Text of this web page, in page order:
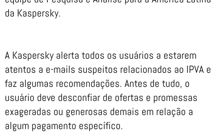
da Kaspersky.
A Kaspersky alerta todos os usuários a estarem
atentos a e-mails suspeitos relacionados ao IPVA e
faz algumas recomendações. Antes de tudo, o
usuário deve desconfiar de ofertas e promessas
exageradas ou generosas demais em relação a
algum pagamento específico.